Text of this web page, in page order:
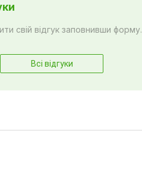
свій відгук заповнивши форму.
Всі відгуки